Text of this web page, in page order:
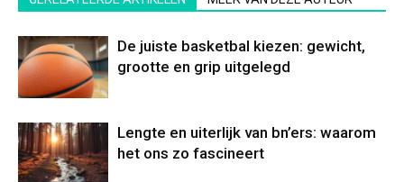
De juiste basketbal kiezen: gewicht,
grootte en grip uitgelegd
Lengte en uiterlijk van bn’ers: waarom
het ons zo fascineert